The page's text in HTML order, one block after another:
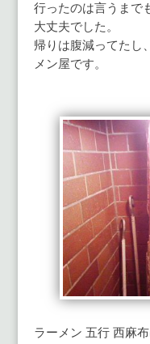
行ったのは言うまで
大丈夫でした。
帰りは腹減ってたし
メン屋です。
ラーメン 五行 西麻